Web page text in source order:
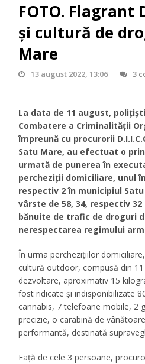
FOTO. Flagrant
și cultură de
Mare
13 august 2022, 13:06 3
La data de 11 august,
Combatere a Criminalității
împreună cu procurorii
Satu Mare, au efectuat o
urmată de punerea în
percheziții domiciliare, unul
respectiv 2 în municipiul
vârste de 58, 34, respectiv
bănuite de trafic de droguri
nerespectarea regimului
În urma perchezițiilor
cultură outdoor, compusă din
dezvoltare, aproximativ 15
fost ridicate și indisponibilizate
cannabis, 7 telefoane mobile, 2
precizie, o carabină de
performantă, destinată
Față de cele 3 persoane,